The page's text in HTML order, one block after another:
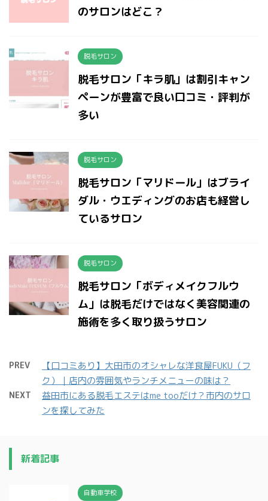
のサロンはどこ？
脱毛サロン
脱毛サロン「キラ肌」は割引キャン
ペーンが豊富で良い口コミ・評判が
多い
脱毛サロン
脱毛サロン「マリドール」はブライ
ダル・ウエディングのお店も経営し
ているサロン
脱毛サロン
脱毛サロン「ボディメイクフルウ
ム」は脱毛だけではなく美容関連の
施術を多く取り扱うサロン
PREV
【口コミあり】大田市のオシャレな洋食屋FUKU（フ
ク）｜店内の雰囲気やランチメニューの味は？
NEXT
益田市にある脱毛エステはme tooだけ？市内のサロ
ンを探してみた
新着記事
自動車学校